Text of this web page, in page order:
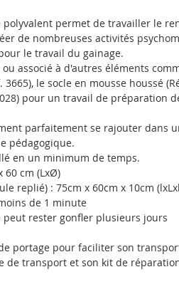
permet de travailler le
de nombreuses activités
le travail du gainage.
associé à d'autres éléments
le socle en mousse houssé
pour un travail de préparation
parfaitement se rajouter dans
pédagogique.
en un minimum de temps.
60 cm (LxØ)
replié) : 75cm x 60cm x 10cm
de 1 minute
peut rester gonfler plusieurs jours
portage pour faciliter son
de transport et son kit de